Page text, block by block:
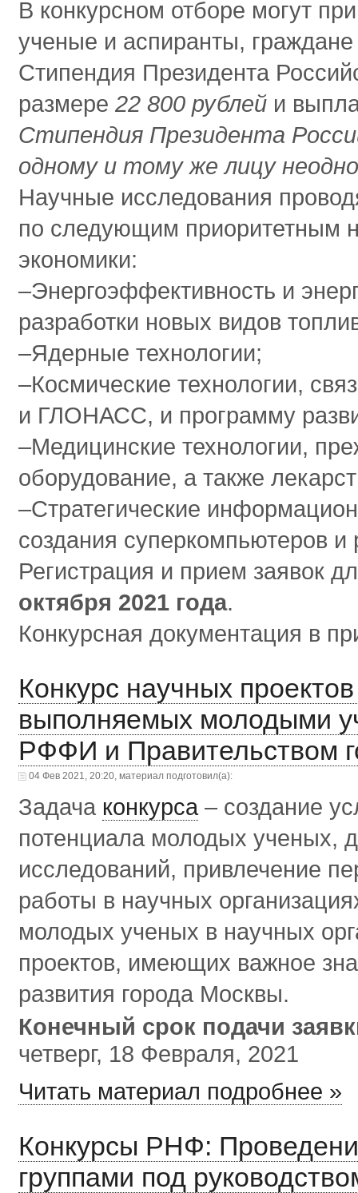
В конкурсном отборе могут
ученые и аспиранты,
Стипендия Президента
размере 22 800 рублей и
Стипендия Президента
одному и тому же лицу
Научные исследования
по следующим приоритетным
экономики:
‒Энергоэффективность и
разработки новых видов
‒Ядерные технологии;
‒Космические технологии,
и ГЛОНАСС, и программу
‒Медицинские технологии,
оборудование, а также
‒Стратегические
создания суперкомпьютеров и
Регистрация и прием заявок
октября 2021 года.
Конкурсная документация в
Конкурс научных
выполняемых молодыми
РФФИ и Правительством
04 Фев 2021, 20:20, материал подготовил(а):
Задача конкурса – создание
потенциала молодых ученых,
исследований, привлечение
работы в научных
молодых ученых в научных
проектов, имеющих важное
развития города Москвы.
Конечный срок подачи
четверг, 18 Февраля, 2021
Читать материал подробнее »
Конкурсы РНФ:
группами под